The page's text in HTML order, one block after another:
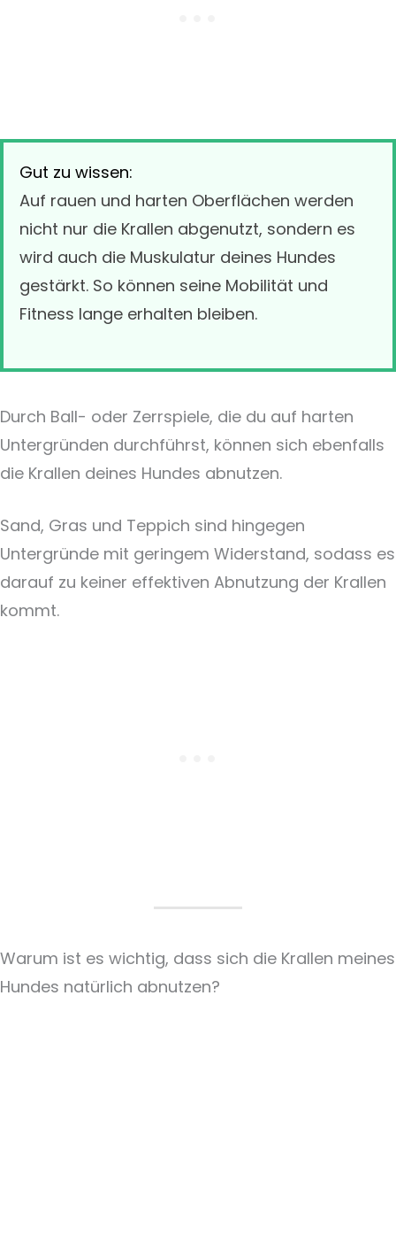
Gut zu wissen:
Auf rauen und harten Oberflächen werden
nicht nur die Krallen abgenutzt, sondern es
wird auch die Muskulatur deines Hundes
gestärkt. So können seine Mobilität und
Fitness lange erhalten bleiben.
Durch Ball- oder Zerrspiele, die du auf harten
Untergründen durchführst, können sich ebenfalls
die Krallen deines Hundes abnutzen.
Sand, Gras und Teppich sind hingegen
Untergründe mit geringem Widerstand, sodass es
darauf zu keiner effektiven Abnutzung der Krallen
kommt.
Warum ist es wichtig, dass sich die Krallen meines
Hundes natürlich abnutzen?